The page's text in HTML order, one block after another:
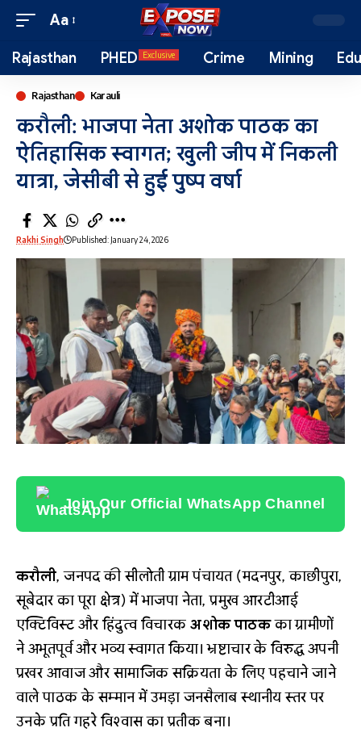
Aa
Rajasthan PHED Exclusive Crime Mining
Rajasthan Karauli
करौली: भाजपा नेता अशोक पाठक का
ऐतिहासिक स्वागत; खुली जीप में निकली
यात्रा, जेसीबी से हुई पुष्प वर्षा
Rakhi Singh Published: January 24, 2026
Join Our Official WhatsApp Channel
करौली, जनपद की सीलोती ग्राम पंचायत (मदनपुर, काछीपुरा,
सूबेदार का पूरा क्षेत्र) में भाजपा नेता, प्रमुख आरटीआई
एक्टिविस्ट और हिंदुत्व विचारकअशोक पाठकका ग्रामीणों
ने अभूतपूर्व और भव्य स्वागत किया। भ्रष्टाचार के विरुद्ध अपनी
प्रखर आवाज और सामाजिक सक्रियता के लिए पहचाने जाने
वाले पाठक के सम्मान में उमड़ा जनसैलाब स्थानीय स्तर पर
उनके प्रति गहरे विश्वास का प्रतीक बना।